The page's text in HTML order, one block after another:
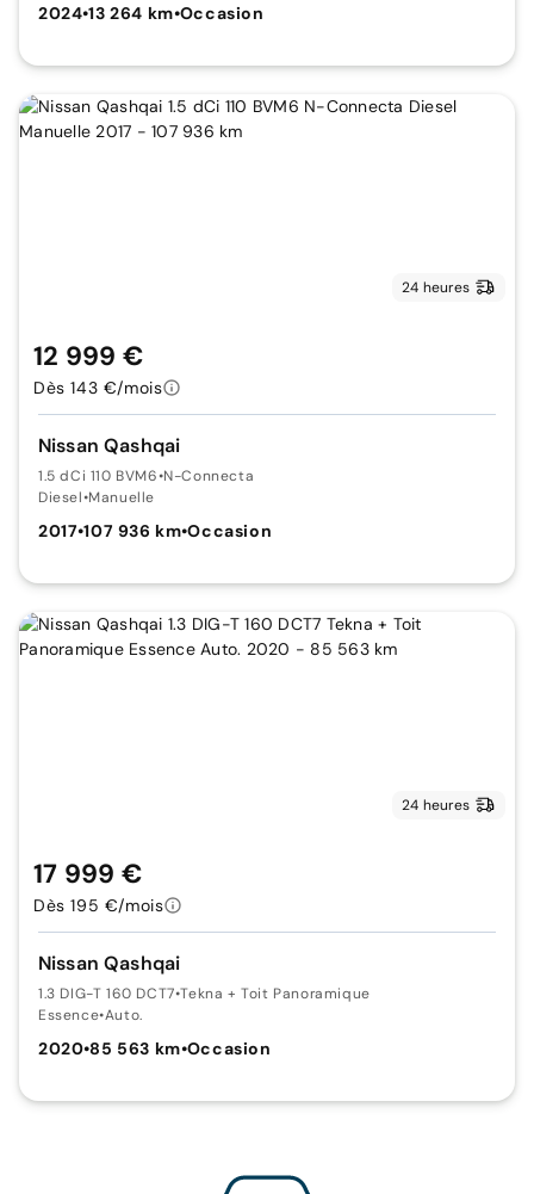
2024•13 264 km•Occasion
24 heures
Nissan Qashqai
1.5 dCi 110 BVM6•N-Connecta
Diesel•Manuelle
2017•107 936 km•Occasion
12 999 €
Dès 143 €/mois
24 heures
Nissan Qashqai
1.3 DIG-T 160 DCT7•Tekna + Toit Panoramique
Essence•Auto.
2020•85 563 km•Occasion
17 999 €
Dès 195 €/mois